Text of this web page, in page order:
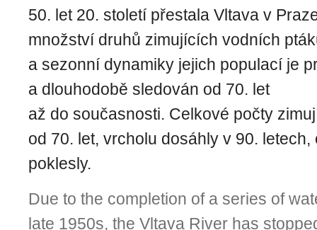
50. let 20. století přestala Vltava v
množství druhů zimujících vodních
a sezonní dynamiky jejich populací je
a dlouhodobě sledován od 70. let
až do současnosti. Celkové počty
od 70. let, vrcholu dosáhly v 90. letech,
poklesly.
Due to the completion of a series of
late 1950s, the Vltava River has